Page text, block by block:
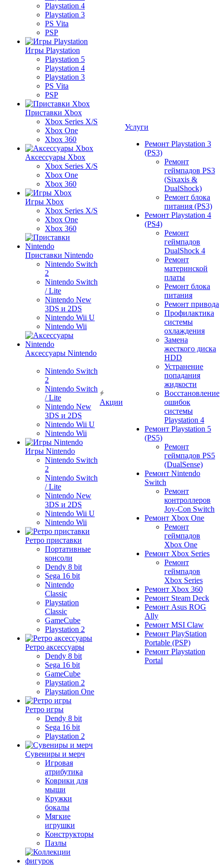
Playstation 4
Playstation 3
PS Vita
PSP
Игры Playstation
Playstation 5
Playstation 4
Playstation 3
PS Vita
PSP
Приставки Xbox
Xbox Series X/S
Xbox One
Xbox 360
Аксессуары Xbox
Xbox Series X/S
Xbox One
Xbox 360
Игры Xbox
Xbox Series X/S
Xbox One
Xbox 360
Приставки Nintendo
Nintendo Switch
2
Nintendo Switch
/ Lite
Nintendo New
3DS и 2DS
Nintendo Wii U
Nintendo Wii
Аксессуары Nintendo
Nintendo Switch
2
Nintendo Switch
/ Lite
Nintendo New
3DS и 2DS
Nintendo Wii U
Nintendo Wii
Игры Nintendo
Nintendo Switch
2
Nintendo Switch
/ Lite
Nintendo New
3DS и 2DS
Nintendo Wii U
Nintendo Wii
Ретро приставки
Портативные
консоли
Dendy 8 bit
Sega 16 bit
Nintendo
Classic
Playstation
Classic
GameCube
Playstation 2
Ретро аксессуары
Dendy 8 bit
Sega 16 bit
GameCube
Playstation 2
Playstation One
Ретро игры
Dendy 8 bit
Sega 16 bit
Playstation 2
Сувениры и мерч
Игровая
атрибутика
Коврики для
мыши
Кружки
бокалы
Мягкие
игрушки
Конструкторы
Пазлы
Акции
Услуги
Ремонт Playstation 3
(PS3)
Ремонт
геймпадов PS3
(Sixaxis &
DualShock)
Ремонт блока
питания (PS3)
Ремонт Playstation 4
(PS4)
Ремонт
геймпадов
DualShock 4
Ремонт
материнской
платы
Ремонт блока
питания
Ремонт привода
Профилактика
системы
охлаждения
Замена
жесткого диска
HDD
Устранение
попадания
жидкости
Восстановление
ошибок
системы
Playstation 4
Ремонт Playstation 5
(PS5)
Ремонт
геймпадов PS5
(DualSense)
Ремонт Nintendo
Switch
Ремонт
контроллеров
Joy-Con Switch
Ремонт Xbox One
Ремонт
геймпадов
Xbox One
Ремонт Xbox Series
Ремонт
геймпадов
Xbox Series
Ремонт Xbox 360
Ремонт Steam Deck
Ремонт Asus ROG
Ally
Ремонт MSI Claw
Ремонт PlayStation
Portable (PSP)
Ремонт Playstation
Portal